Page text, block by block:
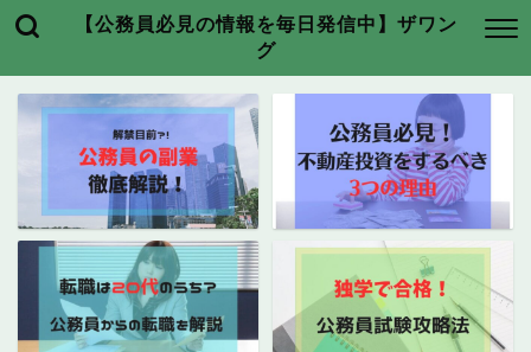
【公務員必見の情報を毎日発信中】ザワン
グ